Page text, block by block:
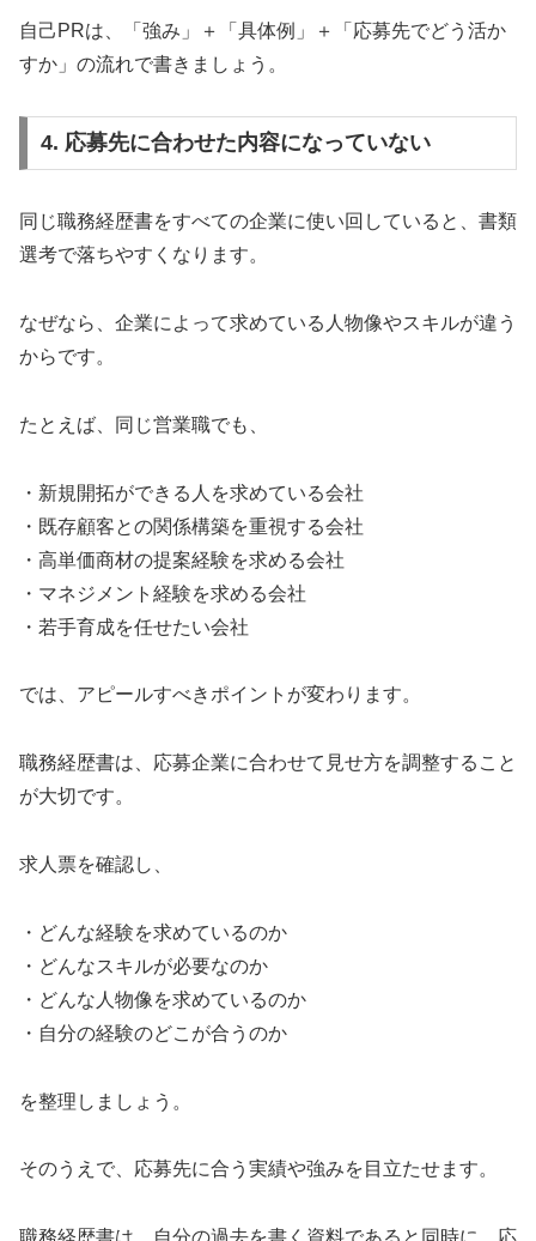
自己PRは、「強み」＋「具体例」＋「応募先でどう活か
すか」の流れで書きましょう。
4. 応募先に合わせた内容になっていない
同じ職務経歴書をすべての企業に使い回していると、書類
選考で落ちやすくなります。
なぜなら、企業によって求めている人物像やスキルが違う
からです。
たとえば、同じ営業職でも、
・新規開拓ができる人を求めている会社
・既存顧客との関係構築を重視する会社
・高単価商材の提案経験を求める会社
・マネジメント経験を求める会社
・若手育成を任せたい会社
では、アピールすべきポイントが変わります。
職務経歴書は、応募企業に合わせて見せ方を調整すること
が大切です。
求人票を確認し、
・どんな経験を求めているのか
・どんなスキルが必要なのか
・どんな人物像を求めているのか
・自分の経験のどこが合うのか
を整理しましょう。
そのうえで、応募先に合う実績や強みを目立たせます。